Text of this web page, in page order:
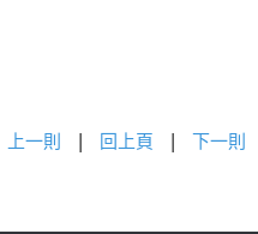
上一則 | 回上頁 | 下一則